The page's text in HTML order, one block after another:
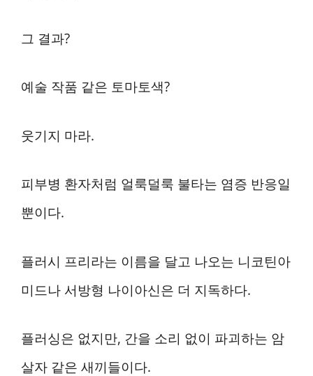
그 결과?
예술 작품 같은 토마토색?
웃기지 마라.
피부병 환자처럼 얼룩덜룩 불타는 염증 반응일
뿐이다.
플러시 프리라는 이름을 달고 나오는 니코틴아
미드나 서방형 나이아신은 더 지독하다.
플러싱은 없지만, 간을 소리 없이 파괴하는 암
살자 같은 새끼들이다.